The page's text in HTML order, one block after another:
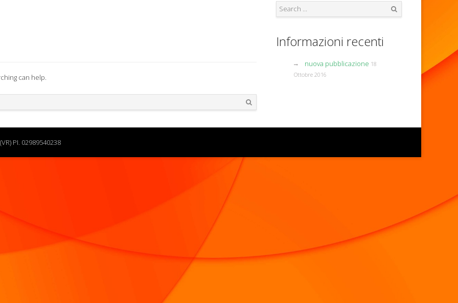
can help.
Informazioni recenti
nuova pubblicazione 18
Ottobre 2016
PI. 02989540238